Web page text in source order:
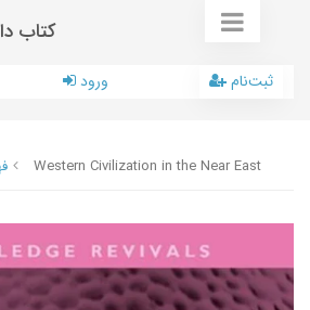
کتاب
ورود ثبت‌نام
Western Civilization in the Near East